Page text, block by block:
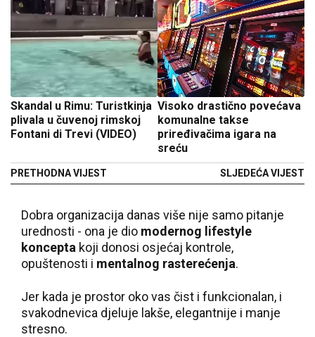
Skandal u Rimu: Turistkinja
plivala u čuvenoj rimskoj
Fontani di Trevi (VIDEO)
PRETHODNA VIJEST
Visoko drastično povećava
komunalne takse
priređivačima igara na
sreću
SLJEDEĆA VIJEST
Dobra organizacija danas više nije samo pitanje
urednosti - ona je dio modernog lifestyle
koncepta koji donosi osjećaj kontrole,
opuštenosti i mentalnog rasterećenja.
Jer kada je prostor oko vas čist i funkcionalan, i
svakodnevica djeluje lakše, elegantnije i manje
stresno.